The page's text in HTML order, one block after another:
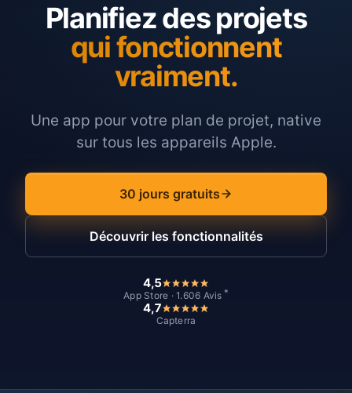
Planifiez des projets
qui fonctionnent
vraiment.
Une app pour votre plan de projet, native
sur tous les appareils Apple.
30 jours gratuits
Découvrir les fonctionnalités
4,5
App Store · 1.606 Avis *
4,7
Capterra